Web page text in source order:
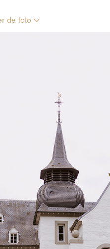
de foto